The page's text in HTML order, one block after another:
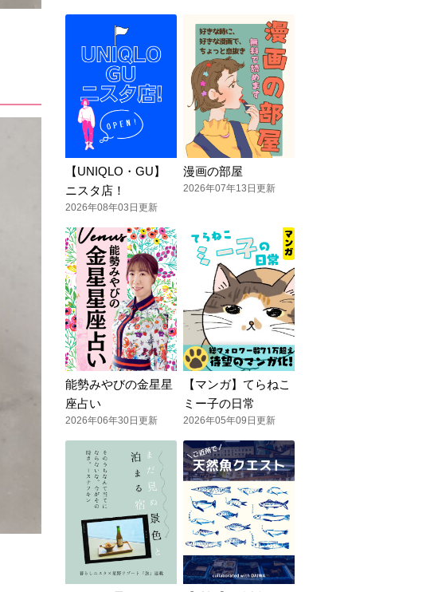
【UNIQLO・GU】
ニスタ店！
2026年08年03日更新
漫画の部屋
2026年07年13日更新
能勢みやびの金星星
座占い
2026年06年30日更新
【マンガ】てらねこ
ミー子の日常
2026年05年09日更新